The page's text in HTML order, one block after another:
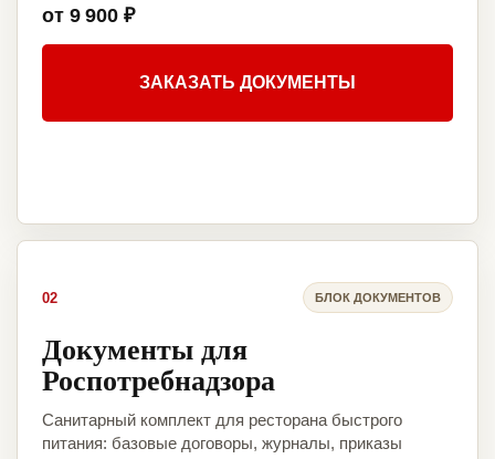
от 9 900 ₽
ЗАКАЗАТЬ ДОКУМЕНТЫ
02 БЛОК ДОКУМЕНТОВ
Документы для
Роспотребнадзора
Санитарный комплект для ресторана быстрого
питания: базовые договоры, журналы, приказы